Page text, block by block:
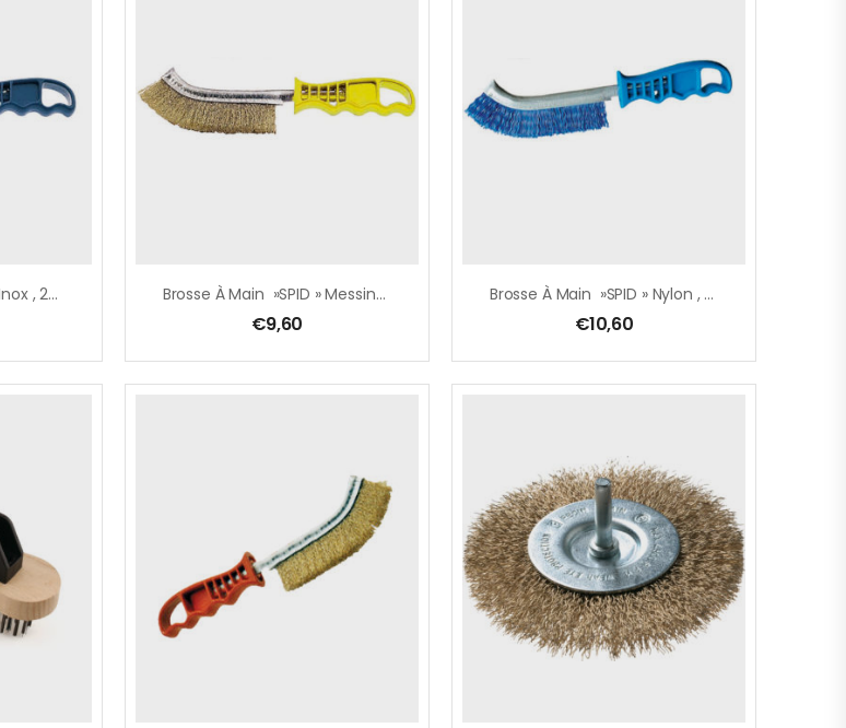
Brosse À Main »SPID » Inox , 260 Mm ,fil 0,3mm Brosse À Main »SPID » Messing , 260 Mm , Draad 0,3mm
€9,60
Brosse À Main »SPID » Nylon , 260 Mm , Draad 0,3mm
€10,60